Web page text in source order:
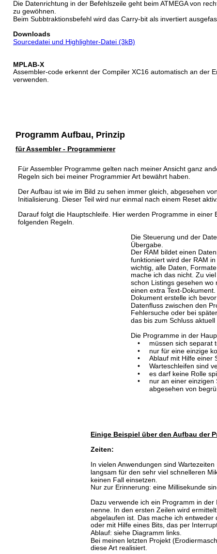
Die Datenrichtung in der Befehlszeile geht beim ATMEGA von
zu gewöhnen.
Beim Subbtraktionsbefehl wird das Carry-bit als invertiert
Downloads
Sourcedatei und Highlighter-Datei (3kB)
MPLAB-X
Assembler-code erkennt der Compiler XC16 automatisch an der
verwenden.
Programm Aufbau, Prinzip
für Assembler - Programmierer
Für Assembler Programme gelten nach meiner Ansicht ganz
Regeln sich bei meiner Programmier Art bewährt haben.
Der Aufbau ist wie im Bild zu sehen immer gleich, abgesehen
Initialisierung. Dieser Teil wird nur einmal nach einem Reset
Darauf folgt die Hauptschleife. Hier werden Programme in
folgenden Regeln.
Die Steuerung und der
Übergabe.
Der RAM bildet einen
funktioniert wird der RAM
wichtig, alle Daten,
mache ich das nicht. Zu
schon Listings gesehen
einen extra Text-
Dokument erstelle ich
Datenfluss zwischen den
Fehlersuche oder bei
das bis zum Schluss aktuell
Die Programme in der
•
müssen sich separat
•
nur für eine einzige
•
Ablauf mit Hilfe einer
•
Warteschleifen sind
•
es darf keine Rolle
•
nur an einer
abgesehen von
Einige Beispiel über den Aufbau der
Zeiten:
In vielen Anwendungen sind
langsam für den sehr viel schnelleren
keinen Fall einsetzen.
Nur zur Erinnerung: eine Millisekunde
Dazu verwende ich ein Programm in
nenne. In den ersten Zeilen wird
abgelaufen ist. Das mache ich
oder mit Hilfe eines Bits, das per
Ablauf: siehe Diagramm links.
Bei meinen letzten Projekt
diese Art realisiert.